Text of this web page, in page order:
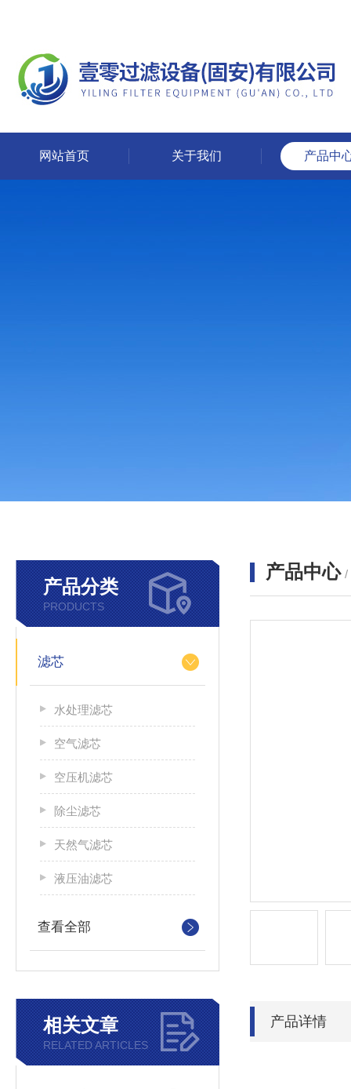
网站首页 关于我们 产品中
产品分类
PRODUCTS
滤芯
水处理滤芯
空气滤芯
空压机滤芯
除尘滤芯
天然气滤芯
液压油滤芯
查看全部
相关文章
RELATED ARTICLES
产品中心 /
产品详情